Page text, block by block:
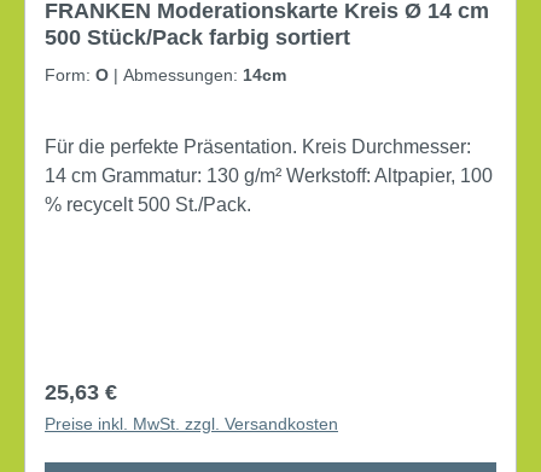
FRANKEN Moderationskarte Kreis Ø 14 cm
500 Stück/Pack farbig sortiert
Form: O | Abmessungen: 14cm
Für die perfekte Präsentation. Kreis Durchmesser:
14 cm Grammatur: 130 g/m² Werkstoff: Altpapier, 100
% recycelt 500 St./Pack.
Regulärer Preis:
25,63 €
Preise inkl. MwSt. zzgl. Versandkosten